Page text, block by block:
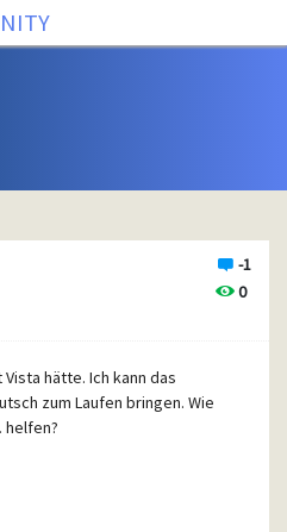
-1
0
hätte. Ich kann das
zum Laufen bringen. Wie
helfen?